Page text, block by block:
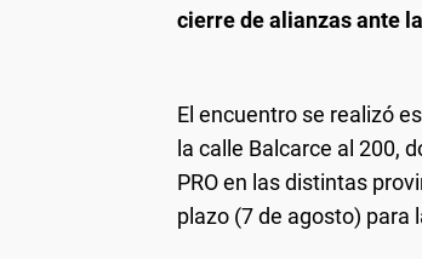
cierre de alianzas ante
El encuentro se realizó
la calle Balcarce al 200,
PRO en las distintas
plazo (7 de agosto) para